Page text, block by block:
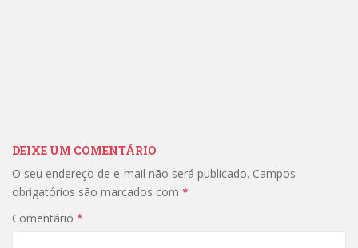
DEIXE UM COMENTÁRIO
O seu endereço de e-mail não será publicado. Campos
obrigatórios são marcados com *
Comentário *